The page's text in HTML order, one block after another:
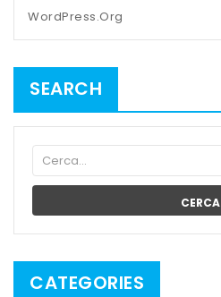
WordPress.org
SEARCH
CERCA
CATEGORIES